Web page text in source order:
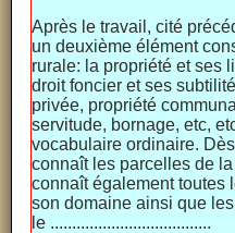
Après le travail, cité
un deuxième élément
rurale: la propriété et ses
droit foncier et ses
privée, propriété
servitude, bornage, etc,
vocabulaire ordinaire.
connaît les parcelles de
connaît également toutes
son domaine ainsi que
le .....................................